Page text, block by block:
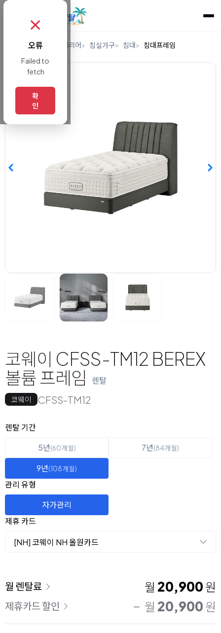
렌탈 가구/인테리어 침실가구 침대 침대프레임
코웨이 CFSS-TM12 BEREX
볼륨 프레임
렌탈
코웨이 CFSS-TM12
옵션 선택
렌탈 선택
렌탈 기간
5년(60개월) 7년(84개월)
9년(108개월)
관리 유형
자가관리
제휴 카드
[NH] 코웨이 NH 올원카드
이용 요금
월 렌탈료 월 20,900 원
제휴카드 할인 월 20,900 원
✗
오류
Failed to
fetch
확
인